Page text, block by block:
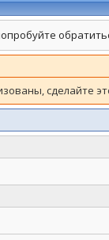
сделайте